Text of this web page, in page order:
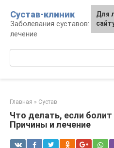
контенту
Сустав-клиник
Заболевания суставов:
лечение
Главная » Сустав
Что делать, если болит
Причины и лечение
Для